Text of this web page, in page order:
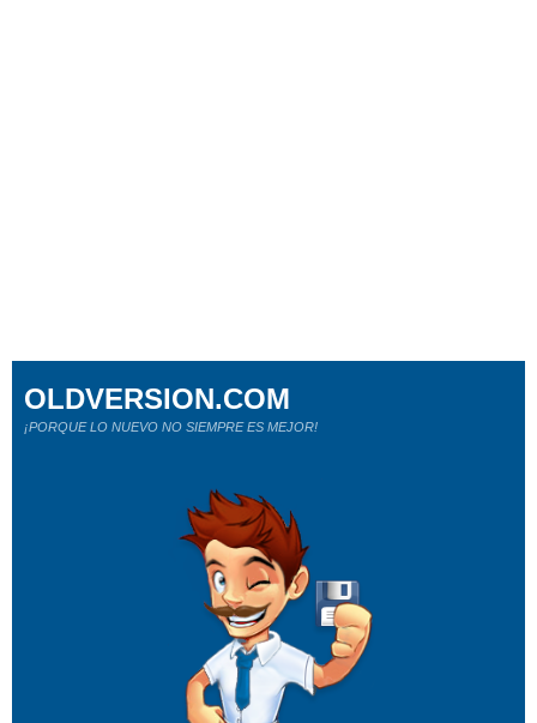
OLDVERSION.COM
¡PORQUE LO NUEVO NO SIEMPRE ES MEJOR!